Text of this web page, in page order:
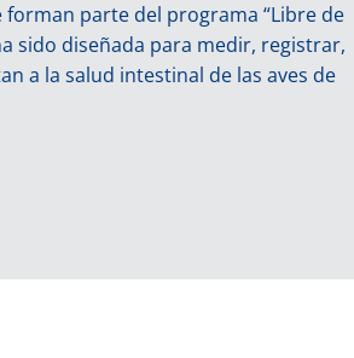
parte del programa “Libre de
sido diseñada para medir, registrar,
a la salud intestinal de las aves de